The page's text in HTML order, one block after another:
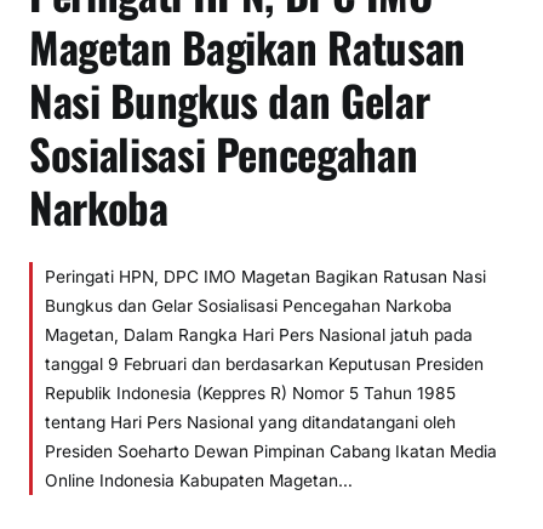
Magetan Bagikan Ratusan
Nasi Bungkus dan Gelar
Sosialisasi Pencegahan
Narkoba
Peringati HPN, DPC IMO Magetan Bagikan Ratusan Nasi
Bungkus dan Gelar Sosialisasi Pencegahan Narkoba
Magetan, Dalam Rangka Hari Pers Nasional jatuh pada
tanggal 9 Februari dan berdasarkan Keputusan Presiden
Republik Indonesia (Keppres R) Nomor 5 Tahun 1985
tentang Hari Pers Nasional yang ditandatangani oleh
Presiden Soeharto Dewan Pimpinan Cabang Ikatan Media
Online Indonesia Kabupaten Magetan…